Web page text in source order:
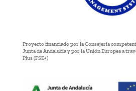
Proyecto financiado por la Consejería
Junta de Andalucía y por la Unión Europea a
Plus (FSE+)